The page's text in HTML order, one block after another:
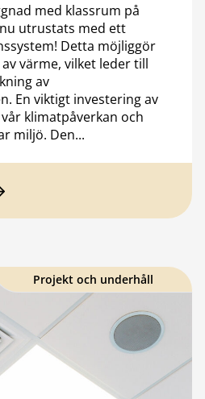
med klassrum på
utrustats med ett
Detta möjliggör
värme, vilket leder till
av
En viktigt investering av
klimatpåverkan och
miljö. Den...
Projekt och underhåll